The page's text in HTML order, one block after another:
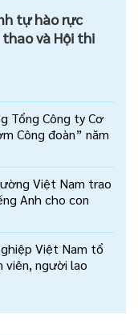
tự hào rực
và Hội thi
Tổng Công ty Cơ
Công đoàn” năm
Việt Nam trao
Anh cho con
Việt Nam tổ
viên, người lao